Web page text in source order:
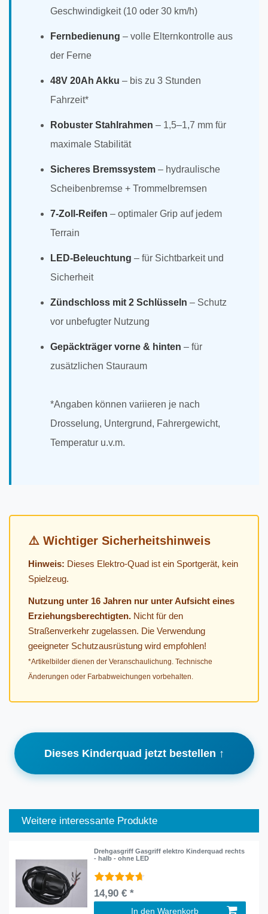
Geschwindigkeit (10 oder 30 km/h)
Fernbedienung – volle Elternkontrolle aus
der Ferne
48V 20Ah Akku – bis zu 3 Stunden
Fahrzeit*
Robuster Stahlrahmen – 1,5–1,7 mm für
maximale Stabilität
Sicheres Bremssystem – hydraulische
Scheibenbremse + Trommelbremsen
7-Zoll-Reifen – optimaler Grip auf jedem
Terrain
LED-Beleuchtung – für Sichtbarkeit und
Sicherheit
Zündschloss mit 2 Schlüsseln – Schutz
vor unbefugter Nutzung
Gepäckträger vorne & hinten – für
zusätzlichen Stauraum
*Angaben können variieren je nach
Drosselung, Untergrund, Fahrergewicht,
Temperatur u.v.m.
⚠️ Wichtiger Sicherheitshinweis
Hinweis: Dieses Elektro-Quad ist ein Sportgerät, kein
Spielzeug.
Nutzung unter 16 Jahren nur unter Aufsicht eines
Erziehungsberechtigten. Nicht für den
Straßenverkehr zugelassen. Die Verwendung
geeigneter Schutzausrüstung wird empfohlen!
*Artikelbilder dienen der Veranschaulichung. Technische
Änderungen oder Farbabweichungen vorbehalten.
Dieses Kinderquad jetzt bestellen ↑
Weitere interessante Produkte
Drehgasgriff Gasgriff elektro Kinderquad rechts
- halb - ohne LED
14,90 € *
In den Warenkorb